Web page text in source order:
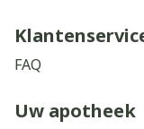
FAQ
Uw apotheek